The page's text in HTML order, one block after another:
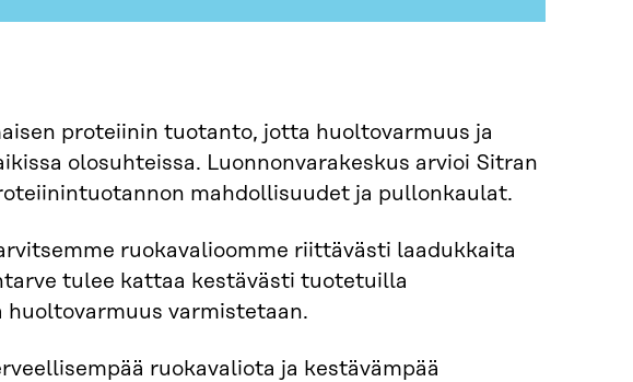
proteiinin tuotanto, jotta huoltovarmuus ja
olosuhteissa. Luonnonvarakeskus arvioi Sitran
mahdollisuudet ja pullonkaulat.
ruokavalioomme riittävästi laadukkaita
tulee kattaa kestävästi tuotetuilla
varmistetaan.
ruokavaliota ja kestävämpää